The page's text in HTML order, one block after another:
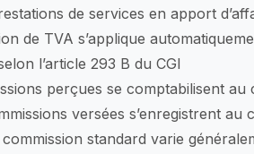
de services en apport
de TVA s’applique
l’article 293 B du CGI
perçues se comptabilisent au
versées s’enregistrent au
standard varie